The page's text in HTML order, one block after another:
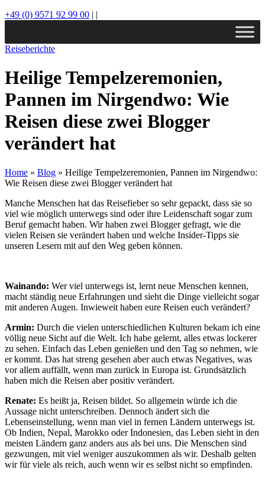
+49 (0) 9571 92 99 00 | |
Reiseberichte
Heilige Tempelzeremonien,
Pannen im Nirgendwo: Wie
Reisen diese zwei Blogger
verändert hat
Home » Blog » Heilige Tempelzeremonien, Pannen im Nirgendwo:
Wie Reisen diese zwei Blogger verändert hat
Manche Menschen hat das Reisefieber so sehr gepackt, dass sie so
viel wie möglich unterwegs sind oder ihre Leidenschaft sogar zum
Beruf gemacht haben. Wir haben zwei Blogger gefragt, wie die
vielen Reisen sie verändert haben und welche Insider-Tipps sie
unseren Lesern mit auf den Weg geben können.
Wainando: Wer viel unterwegs ist, lernt neue Menschen kennen,
macht ständig neue Erfahrungen und sieht die Dinge vielleicht sogar
mit anderen Augen. Inwieweit haben eure Reisen euch verändert?
Armin: Durch die vielen unterschiedlichen Kulturen bekam ich eine
völlig neue Sicht auf die Welt. Ich habe gelernt, alles etwas lockerer
zu sehen. Einfach das Leben genießen und den Tag so nehmen, wie
er kommt. Das hat streng gesehen aber auch etwas Negatives, was
vor allem auffällt, wenn man zurück in Europa ist. Grundsätzlich
haben mich die Reisen aber positiv verändert.
Renate: Es heißt ja, Reisen bildet. So allgemein würde ich die
Aussage nicht unterschreiben. Dennoch ändert sich die
Lebenseinstellung, wenn man viel in fernen Ländern unterwegs ist.
Ob Indien, Nepal, Marokko oder Indonesien, das Leben sieht in den
meisten Ländern ganz anders aus als bei uns. Die Menschen sind
gezwungen, mit viel weniger auszukommen als wir. Deshalb gelten
wir für viele als reich, auch wenn wir es selbst nicht so empfinden.